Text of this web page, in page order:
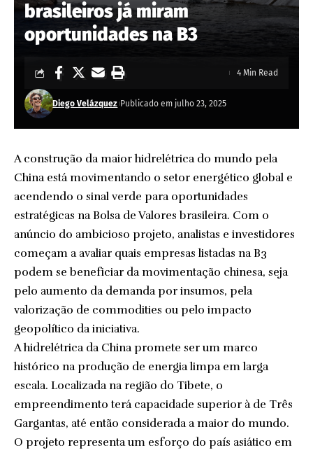
brasileiros já miram
oportunidades na B3
Diego Velázquez Publicado em julho 23, 2025
4 Min Read
A construção da maior hidrelétrica do mundo pela
China está movimentando o setor energético global e
acendendo o sinal verde para oportunidades
estratégicas na Bolsa de Valores brasileira. Com o
anúncio do ambicioso projeto, analistas e investidores
começam a avaliar quais empresas listadas na B3
podem se beneficiar da movimentação chinesa, seja
pelo aumento da demanda por insumos, pela
valorização de commodities ou pelo impacto
geopolítico da iniciativa.
A hidrelétrica da China promete ser um marco
histórico na produção de energia limpa em larga
escala. Localizada na região do Tibete, o
empreendimento terá capacidade superior à de Três
Gargantas, até então considerada a maior do mundo.
O projeto representa um esforço do país asiático em